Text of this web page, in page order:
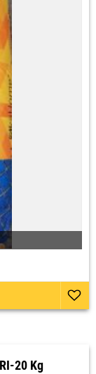
20 Kg